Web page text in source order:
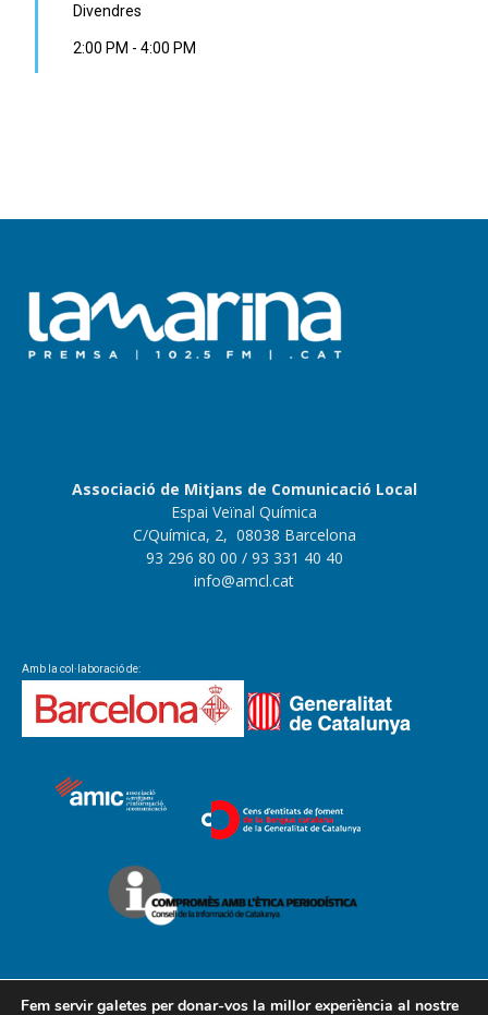
Divendres
2:00 PM - 4:00 PM
Associació de Mitjans de Comunicació Local
Espai Veïnal Química
C/Química, 2, 08038 Barcelona
93 296 80 00 / 93 331 40 40
info@amcl.cat
Amb la col·laboració de:
Fem servir galetes per donar-vos la millor experiència al nostre